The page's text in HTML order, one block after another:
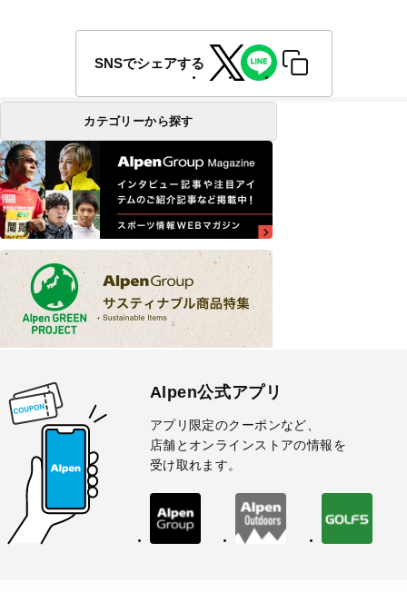
SNSでシェアする
カテゴリーから探す
Alpen公式アプリ
アプリ限定のクーポンなど、
店舗とオンラインストアの情報を
受け取れます。